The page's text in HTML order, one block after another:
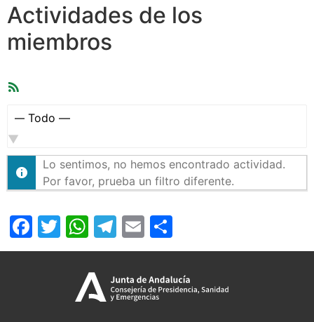
Actividades de los
miembros
Mostrar:
Lo sentimos, no hemos encontrado actividad.
Por favor, prueba un filtro diferente.
Facebook
Twitter
WhatsApp
Telegram
Email